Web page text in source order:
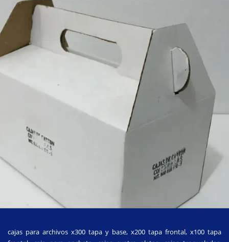
cajas para archivos x300 tapa y base, x200 tapa frontal, x100 tapa